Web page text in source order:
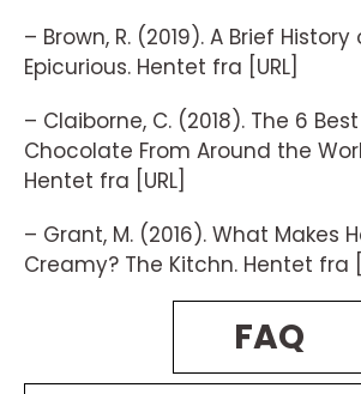
– Brown, R. (2019). A Brief
Epicurious. Hentet fra [URL]
– Claiborne, C. (2018). The 6
Chocolate From Around the
Hentet fra [URL]
– Grant, M. (2016). What Makes
Creamy? The Kitchn. Hentet fra
FAQ